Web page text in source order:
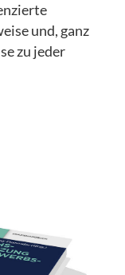
und, ganz
zu jeder